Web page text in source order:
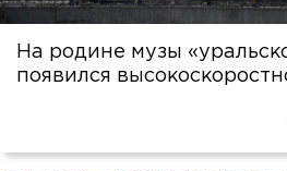
На родине музы
появился